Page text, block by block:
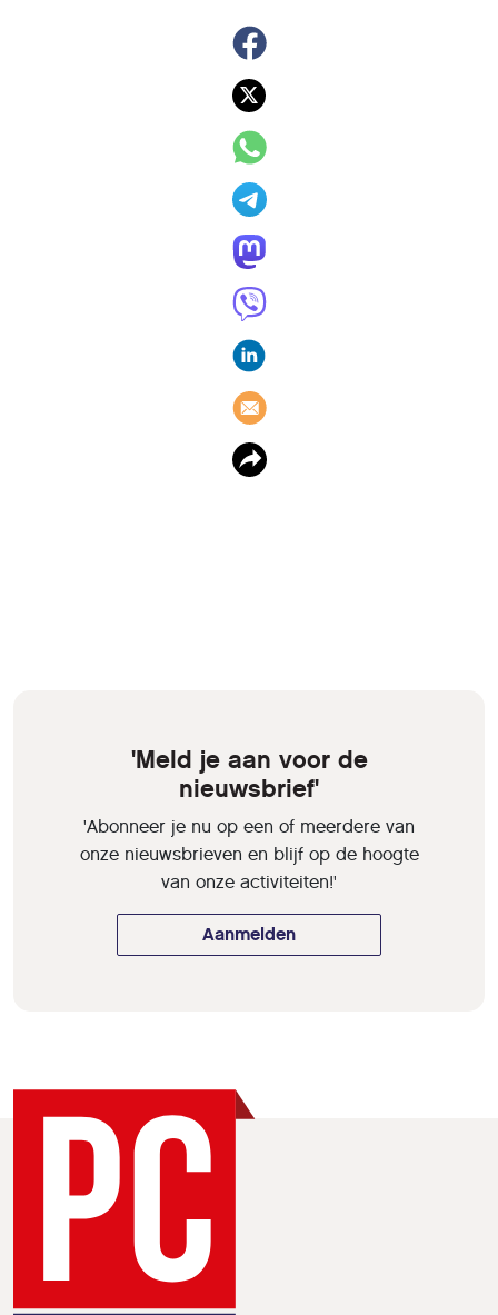
'Meld je aan voor de
nieuwsbrief'
'Abonneer je nu op een of meerdere van
onze nieuwsbrieven en blijf op de hoogte
van onze activiteiten!'
Aanmelden